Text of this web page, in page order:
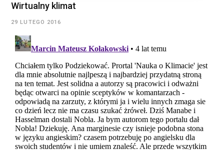
Wirtualny klimat
29 LUTEGO 2016